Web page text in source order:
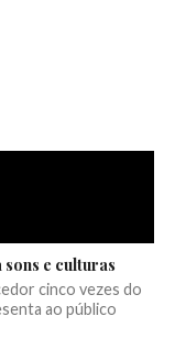
sons e culturas
cinco vezes do
ao público